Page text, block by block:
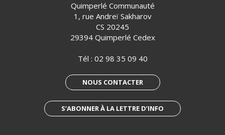
Quimperlé Communauté
1, rue Andreï Sakharov
CS 20245
29394 Quimperlé Cedex
Tél : 02 98 35 09 40
NOUS CONTACTER
S’ABONNER À LA LETTRE D’INFO